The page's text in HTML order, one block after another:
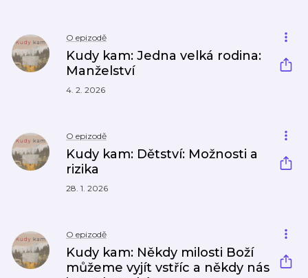
O epizodě
Kudy kam: Jedna velká rodina:
Manželství
4. 2. 2026
O epizodě
Kudy kam: Dětství: Možnosti a
rizika
28. 1. 2026
O epizodě
Kudy kam: Někdy milosti Boží
můžeme vyjít vstříc a někdy nás